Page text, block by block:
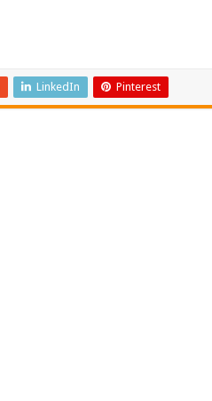
LinkedIn Pinterest